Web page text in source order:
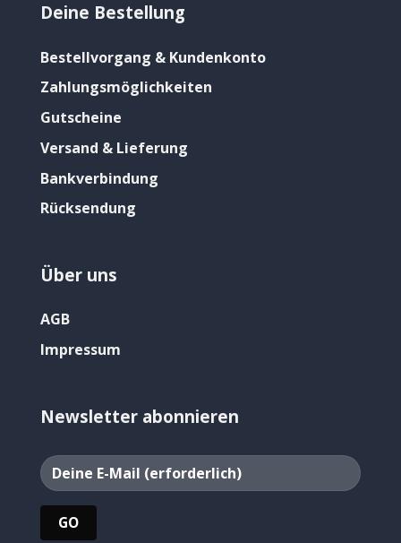
Deine Bestellung
Bestellvorgang & Kundenkonto
Zahlungsmöglichkeiten
Gutscheine
Versand & Lieferung
Bankverbindung
Rücksendung
Über uns
AGB
Impressum
Newsletter abonnieren